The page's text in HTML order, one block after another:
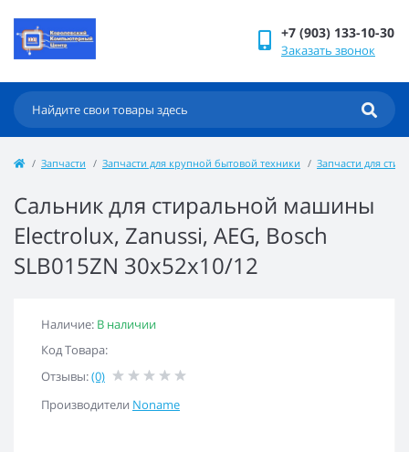
+7 (903) 133-10-30
Заказать звонок
Запчасти Запчасти для крупной бытовой техники Запчасти для
Сальник для стиральной машины
Electrolux, Zanussi, AEG, Bosch
SLB015ZN 30x52x10/12
Наличие: В наличии
Код Товара:
Отзывы:(0)
Производители Noname